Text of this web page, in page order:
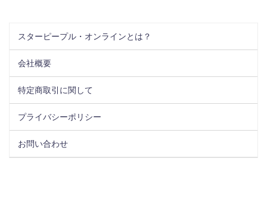
スターピープル・オンラインとは？
会社概要
特定商取引に関して
プライバシーポリシー
お問い合わせ